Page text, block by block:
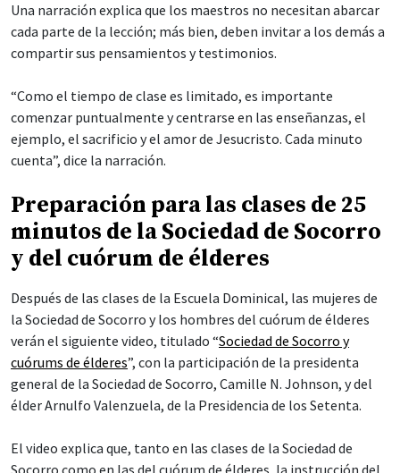
Una narración explica que los maestros no necesitan abarcar
cada parte de la lección; más bien, deben invitar a los demás a
compartir sus pensamientos y testimonios.
“Como el tiempo de clase es limitado, es importante
comenzar puntualmente y centrarse en las enseñanzas, el
ejemplo, el sacrificio y el amor de Jesucristo. Cada minuto
cuenta”, dice la narración.
Preparación para las clases de 25
minutos de la Sociedad de Socorro
y del cuórum de élderes
Después de las clases de la Escuela Dominical, las mujeres de
la Sociedad de Socorro y los hombres del cuórum de élderes
verán el siguiente video, titulado “Sociedad de Socorro y
cuórums de élderes”, con la participación de la presidenta
general de la Sociedad de Socorro, Camille N. Johnson, y del
élder Arnulfo Valenzuela, de la Presidencia de los Setenta.
El video explica que, tanto en las clases de la Sociedad de